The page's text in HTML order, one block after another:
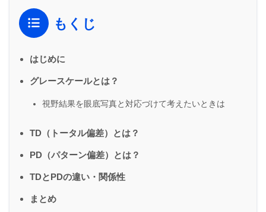
もくじ
はじめに
グレースケールとは？
視野結果を眼底写真と対応づけて考えたいときは
TD（トータル偏差）とは？
PD（パターン偏差）とは？
TDとPDの違い・関係性
まとめ